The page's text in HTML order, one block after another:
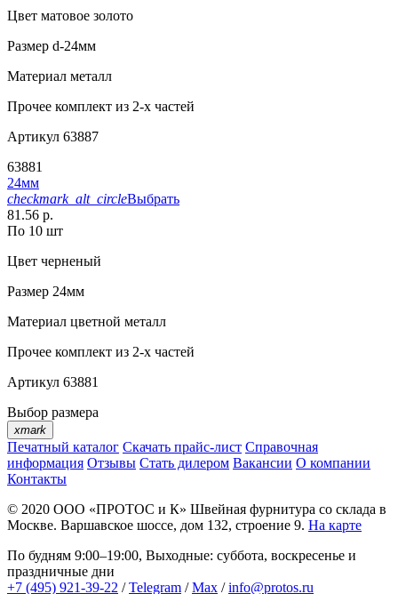
Цвет матовое золото
Размер d-24мм
Материал металл
Прочее комплект из 2-х частей
Артикул 63887
63881
24мм
checkmark_alt_circleВыбрать
81.56 р.
По 10 шт
Цвет черненый
Размер 24мм
Материал цветной металл
Прочее комплект из 2-х частей
Артикул 63881
Выбор размера
xmark
Печатный каталог Скачать прайс-лист Справочная
информация Отзывы Стать дилером Вакансии О компании
Контакты
© 2020 ООО «ПРОТОС и К» Швейная фурнитура со склада в
Москве. Варшавское шоссе, дом 132, строение 9. На карте
По будням 9:00–19:00, Выходные: суббота, воскресенье и
праздничные дни
+7 (495) 921-39-22 /Telegram /Max /info@protos.ru